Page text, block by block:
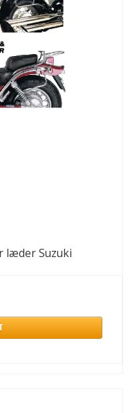
læder Suzuki